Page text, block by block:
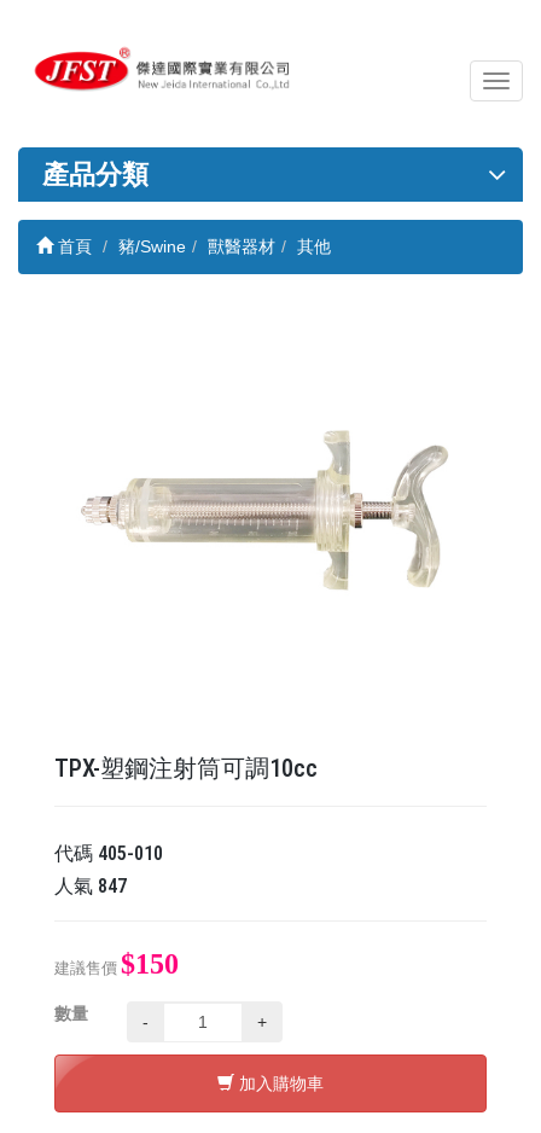
導
覽
關
產品分類
首頁 豬/Swine 獸醫器材 其他
TPX-塑鋼注射筒可調10cc
代碼 405-010
人氣 847
建議售價 $150
數量 - +
加入購物車